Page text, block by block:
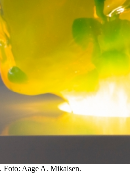
Foto: Aage A. Mikalsen.